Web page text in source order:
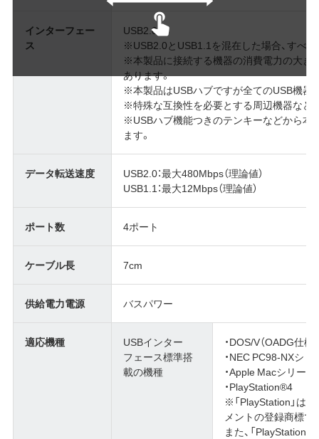
インターフェー
ス
USB2.0
※USB2.0とUSB1.1を混在した場合、すべ
※本製品に接続する機器の消費電力の大き
あります。
※本製品はUSBハブですが全てのUSB機器
※特殊な互換性を必要とする周辺機器など
※USBハブ機能つきのテンキーなどから本
ます。
データ転送速度
USB2.0：最大480Mbps（理論値）
USB1.1：最大12Mbps（理論値）
ポート数 4ポート
ケーブル長 7cm
供給電力電源 バスパワー
適応機種
USBインター
フェース標準搭
載の機種
・DOS/V（OADG仕様
・NEC PC98‐NXシリ
・Apple Macシリーズ
・PlayStation®4
※「PlayStation」は
メントの登録商標で
また、「PlayStation4